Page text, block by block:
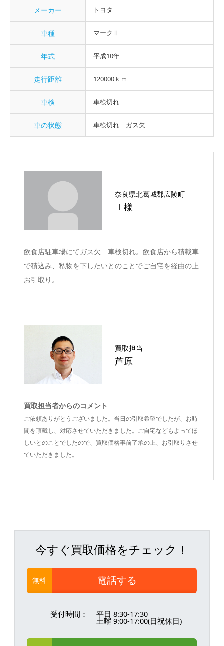
メーカー トヨタ
車種 マークⅡ
年式 平成10年
走行距離 120000ｋｍ
車検 車検切れ
車の状態 車検切れ ガス欠
奈良県北葛城郡広陵町
Ｉ様
飲食店駐車場にてガス欠 車検切れ。飲食店から積載車
で積込み、私物を下したいとのことでご自宅を経由の上
お引取り。
買取担当
芦原
買取担当者からのコメント
ご依頼ありがとうございました。当日の引取希望でしたが、お時
間を頂戴し、対応させていただきました。ご自宅などもよってほ
しいとのことでしたので、買取価格事前了承の上、お引取りさせ
ていただきました。
今すぐ買取価格をチェック！
無料 電話する
受付時間： 平日 8:30-17:30
土曜 9:00-17:00(日祝休日)